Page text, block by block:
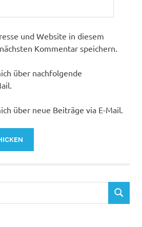
und Website in diesem
Kommentar speichern.
über nachfolgende
über neue Beiträge via E-Mail.
SUCHEN